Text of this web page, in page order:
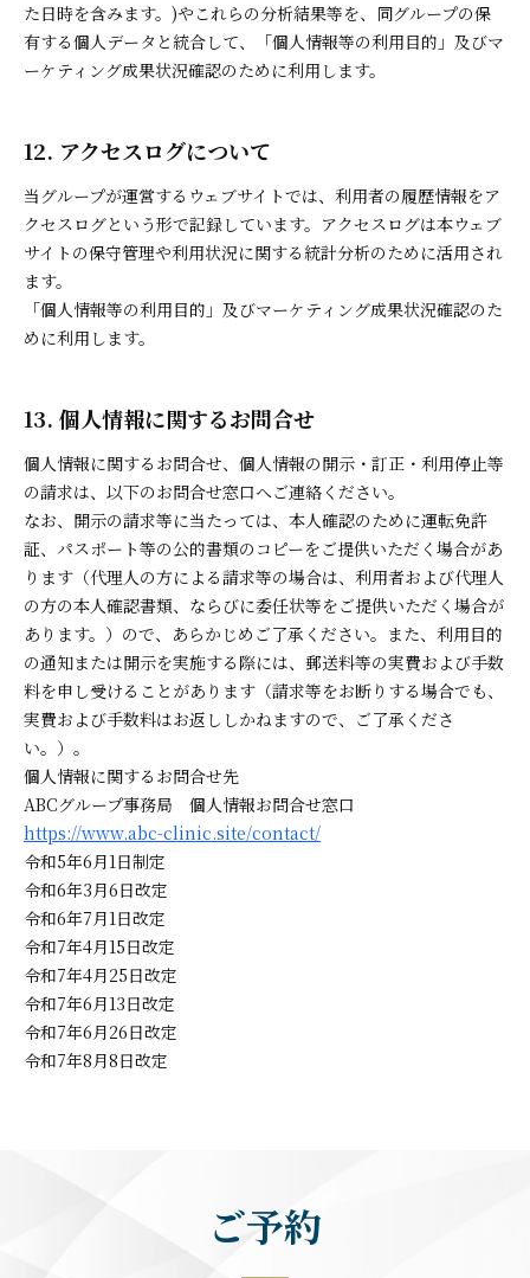
た日時を含みます。)やこれらの分析結果等を、同グループの保
有する個人データと統合して、「個人情報等の利用目的」及びマ
ーケティング成果状況確認のために利用します。
12. アクセスログについて
当グループが運営するウェブサイトでは、利用者の履歴情報をア
クセスログという形で記録しています。アクセスログは本ウェブ
サイトの保守管理や利用状況に関する統計分析のために活用され
ます。
「個人情報等の利用目的」及びマーケティング成果状況確認のた
めに利用します。
13. 個人情報に関するお問合せ
個人情報に関するお問合せ、個人情報の開示・訂正・利用停止等
の請求は、以下のお問合せ窓口へご連絡ください。
なお、開示の請求等に当たっては、本人確認のために運転免許
証、パスポート等の公的書類のコピーをご提供いただく場合があ
ります（代理人の方による請求等の場合は、利用者および代理人
の方の本人確認書類、ならびに委任状等をご提供いただく場合が
あります。）ので、あらかじめご了承ください。また、利用目的
の通知または開示を実施する際には、郵送料等の実費および手数
料を申し受けることがあります（請求等をお断りする場合でも、
実費および手数料はお返ししかねますので、ご了承くださ
い。）。
個人情報に関するお問合せ先
ABCグループ事務局 個人情報お問合せ窓口
https://www.abc-clinic.site/contact/
令和5年6月1日制定
令和6年3月6日改定
令和6年7月1日改定
令和7年4月15日改定
令和7年4月25日改定
令和7年6月13日改定
令和7年6月26日改定
令和7年8月8日改定
ご予約